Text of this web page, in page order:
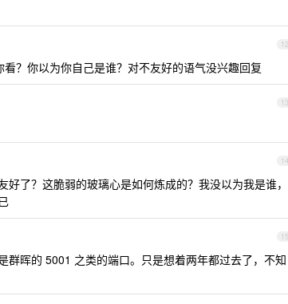
12
？你以为你自己是谁？对不友好的语气没兴趣回复
13
14
好了？这脆弱的玻璃心是如何炼成的？我没以为我是谁，
15
群晖的 5001 之类的端口。只是想着两年都过去了，不知